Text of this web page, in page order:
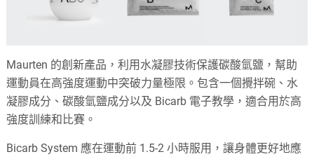
Maurten 的創新產品，利用水凝膠技術保護碳酸氫鹽，幫助
運動員在高強度運動中突破力量極限。包含一個攪拌碗、水
凝膠成分、碳酸氫鹽成分以及 Bicarb 電子教學，適合用於高
強度訓練和比賽。
Bicarb System 應在運動前 1.5-2 小時服用，讓身體更好地應